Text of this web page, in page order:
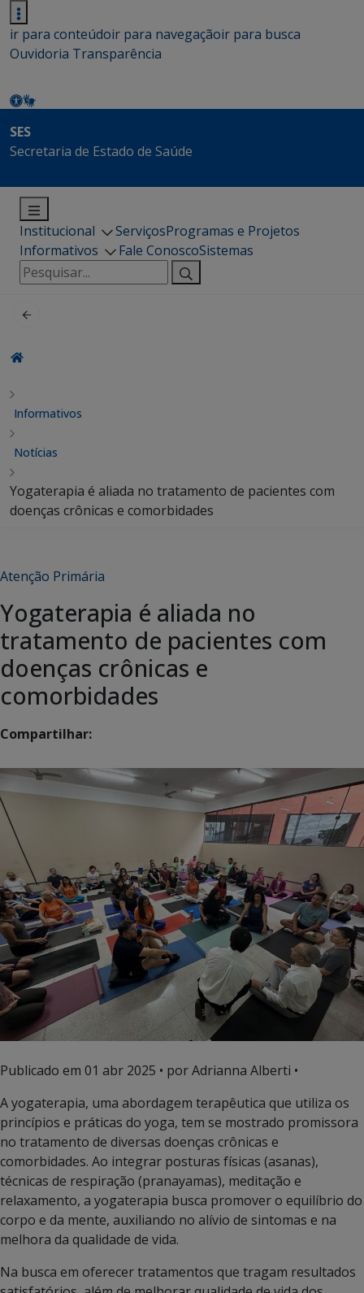
ir para conteúdoir para navegaçãoir para busca
Ouvidoria Transparência
SES
Secretaria de Estado de Saúde
Institucional ServiçosProgramas e Projetos
Informativos
Fale ConoscoSistemas
Pesquisar
por:
Informativos
Notícias
Yogaterapia é aliada no tratamento de pacientes com
doenças crônicas e comorbidades
Atenção Primária
Yogaterapia é aliada no
tratamento de pacientes com
doenças crônicas e
comorbidades
Compartilhar:
Publicado em 01 abr 2025 • por Adrianna Alberti •
A yogaterapia, uma abordagem terapêutica que utiliza os
princípios e práticas do yoga, tem se mostrado promissora
no tratamento de diversas doenças crônicas e
comorbidades. Ao integrar posturas físicas (asanas),
técnicas de respiração (pranayamas), meditação e
relaxamento, a yogaterapia busca promover o equilíbrio do
corpo e da mente, auxiliando no alívio de sintomas e na
melhora da qualidade de vida.
Na busca em oferecer tratamentos que tragam resultados